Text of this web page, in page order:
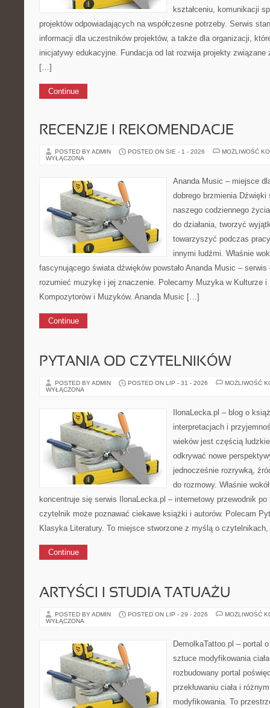
kształceniu, komunikacji
projektów odpowiadających na współczesne potrzeby. Serwis
informacji dla uczestników projektów, a także dla organizacji,
inicjatywy edukacyjne. Fundacja od lat rozwija projekty
[…]
Continue
RECENZJE I REKOMENDACJE
POSTED BY ADMIN POSTED ON SIE - 1 - 2026
MOŻLIWOŚĆ
WYŁĄCZONA
Ananda Music – miejsce
dobrego brzmienia Dźwięki
naszego codziennego
do działania, tworzyć
towarzyszyć podczas
innymi ludźmi. Właśnie
fascynującego świata dźwięków powstało Ananda Music –
rozumieć muzykę i jej znaczenie. Polecamy Muzyka w Kulturze
Kompozytorów i Muzyków. Ananda Music […]
Continue
PYTANIA OD CZYTELNIKÓW
POSTED BY ADMIN POSTED ON LIP - 31 - 2026
MOŻLIWOŚĆ
WYŁĄCZONA
IlonaLecka.pl – blog o
interpretacjach i
wieków jest częścią
odkrywać nowe
jednocześnie rozrywką,
do rozmowy. Właśnie
koncentruje się serwis IlonaLecka.pl – internetowy przewodnik
czytelnik może poznawać ciekawe książki i autorów. Polecam
Klasyka Literatury. To miejsce stworzone z myślą o
Continue
ARTYŚCI I STUDIA TATUAŻU
POSTED BY ADMIN POSTED ON LIP - 29 - 2026
MOŻLIWOŚĆ
WYŁĄCZONA
DemolkaTattoo.pl – portal
sztuce modyfikowania
rozbudowany portal
przekłuwaniu ciała i
modyfikowania. To